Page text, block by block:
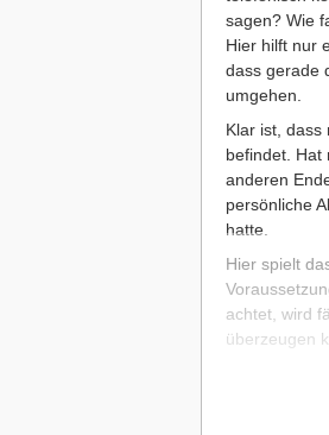
sagen? Wie
Hier hilft nur
dass gerade
umgehen.
Klar ist, dass
befindet. Hat
anderen
persönliche
hatte.
Hier spielt
achtet, wird
überzeugen